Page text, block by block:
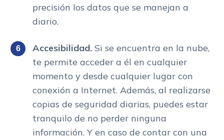
precisión los datos que se manejan a
diario.
Accesibilidad. Si se encuentra en la nube,
te permite acceder a él en cualquier
momento y desde cualquier lugar con
conexión a Internet. Además, al realizarse
copias de seguridad diarias, puedes estar
tranquilo de no perder ninguna
información. Y en caso de contar con una